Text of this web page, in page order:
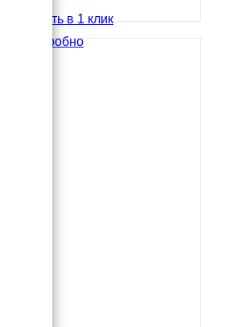
Купить в 1 клик
Подробно